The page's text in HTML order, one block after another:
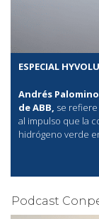
ESPECIAL
Andrés
de ABB, se refiere
al impulso que la
hidrógeno verde
Podcast